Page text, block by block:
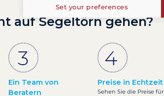
auf Segeltörn gehen?
Ein Team von
Beratern
Preise in Echtzeit
Sehen Sie die Preise für
Set your preferences